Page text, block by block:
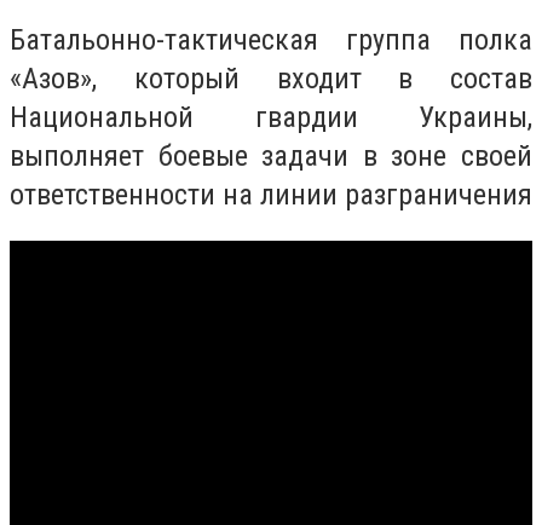
Батальонно-тактическая группа полка
«Азов», который входит в состав
Национальной гвардии Украины,
выполняет боевые задачи в зоне своей
ответственности на линии разграничения